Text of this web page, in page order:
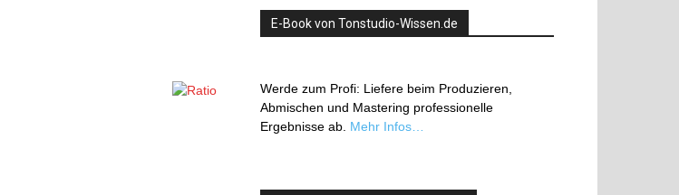
E-Book von Tonstudio-Wissen.de
Werde zum Profi: Liefere beim Produzieren,
Abmischen und Mastering professionelle
Ergebnisse ab. Mehr Infos…